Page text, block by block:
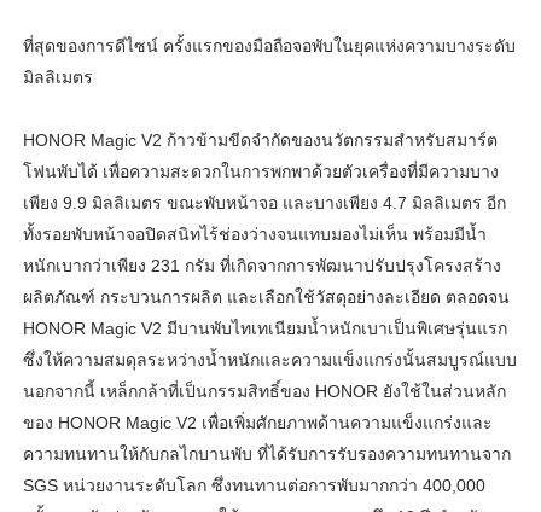
ที่สุดของการดีไซน์ ครั้งแรกของมือถือจอพับในยุคแห่งความบางระดับ
มิลลิเมตร
HONOR Magic V2 ก้าวข้ามขีดจำกัดของนวัตกรรมสำหรับสมาร์ต
โฟนพับได้ เพื่อความสะดวกในการพกพาด้วยตัวเครื่องที่มีความบาง
เพียง 9.9 มิลลิเมตร ขณะพับหน้าจอ และบางเพียง 4.7 มิลลิเมตร อีก
ทั้งรอยพับหน้าจอปิดสนิทไร้ช่องว่างจนแทบมองไม่เห็น พร้อมมีน้ำ
หนักเบากว่าเพียง 231 กรัม ที่เกิดจากการพัฒนาปรับปรุงโครงสร้าง
ผลิตภัณฑ์ กระบวนการผลิต และเลือกใช้วัสดุอย่างละเอียด ตลอดจน
HONOR Magic V2 มีบานพับไทเทเนียมน้ำหนักเบาเป็นพิเศษรุ่นแรก
ซึ่งให้ความสมดุลระหว่างน้ำหนักและความแข็งแกร่งนั้นสมบูรณ์แบบ
นอกจากนี้ เหล็กกล้าที่เป็นกรรมสิทธิ์ของ HONOR ยังใช้ในส่วนหลัก
ของ HONOR Magic V2 เพื่อเพิ่มศักยภาพด้านความแข็งแกร่งและ
ความทนทานให้กับกลไกบานพับ ที่ได้รับการรับรองความทนทานจาก
SGS หน่วยงานระดับโลก ซึ่งทนทานต่อการพับมากกว่า 400,000